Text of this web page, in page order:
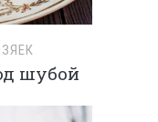
шубой